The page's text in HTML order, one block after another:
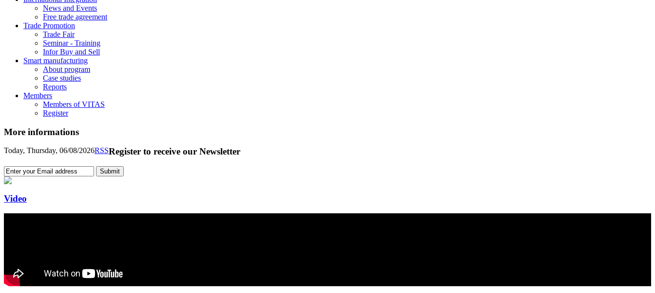
News and Events
Free trade agreement
Trade Promotion
Trade Fair
Seminar - Training
Infor Buy and Sell
Smart manufacturing
About program
Case studies
Reports
Members
Members of VITAS
Register
More informations
Today, Thursday, 06/08/2026RSSRegister to receive our Newsletter
Video